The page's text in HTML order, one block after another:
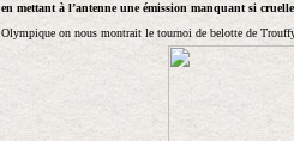
en mettant à l’antenne une émission manquant si
Olympique on nous montrait le tournoi de belotte de